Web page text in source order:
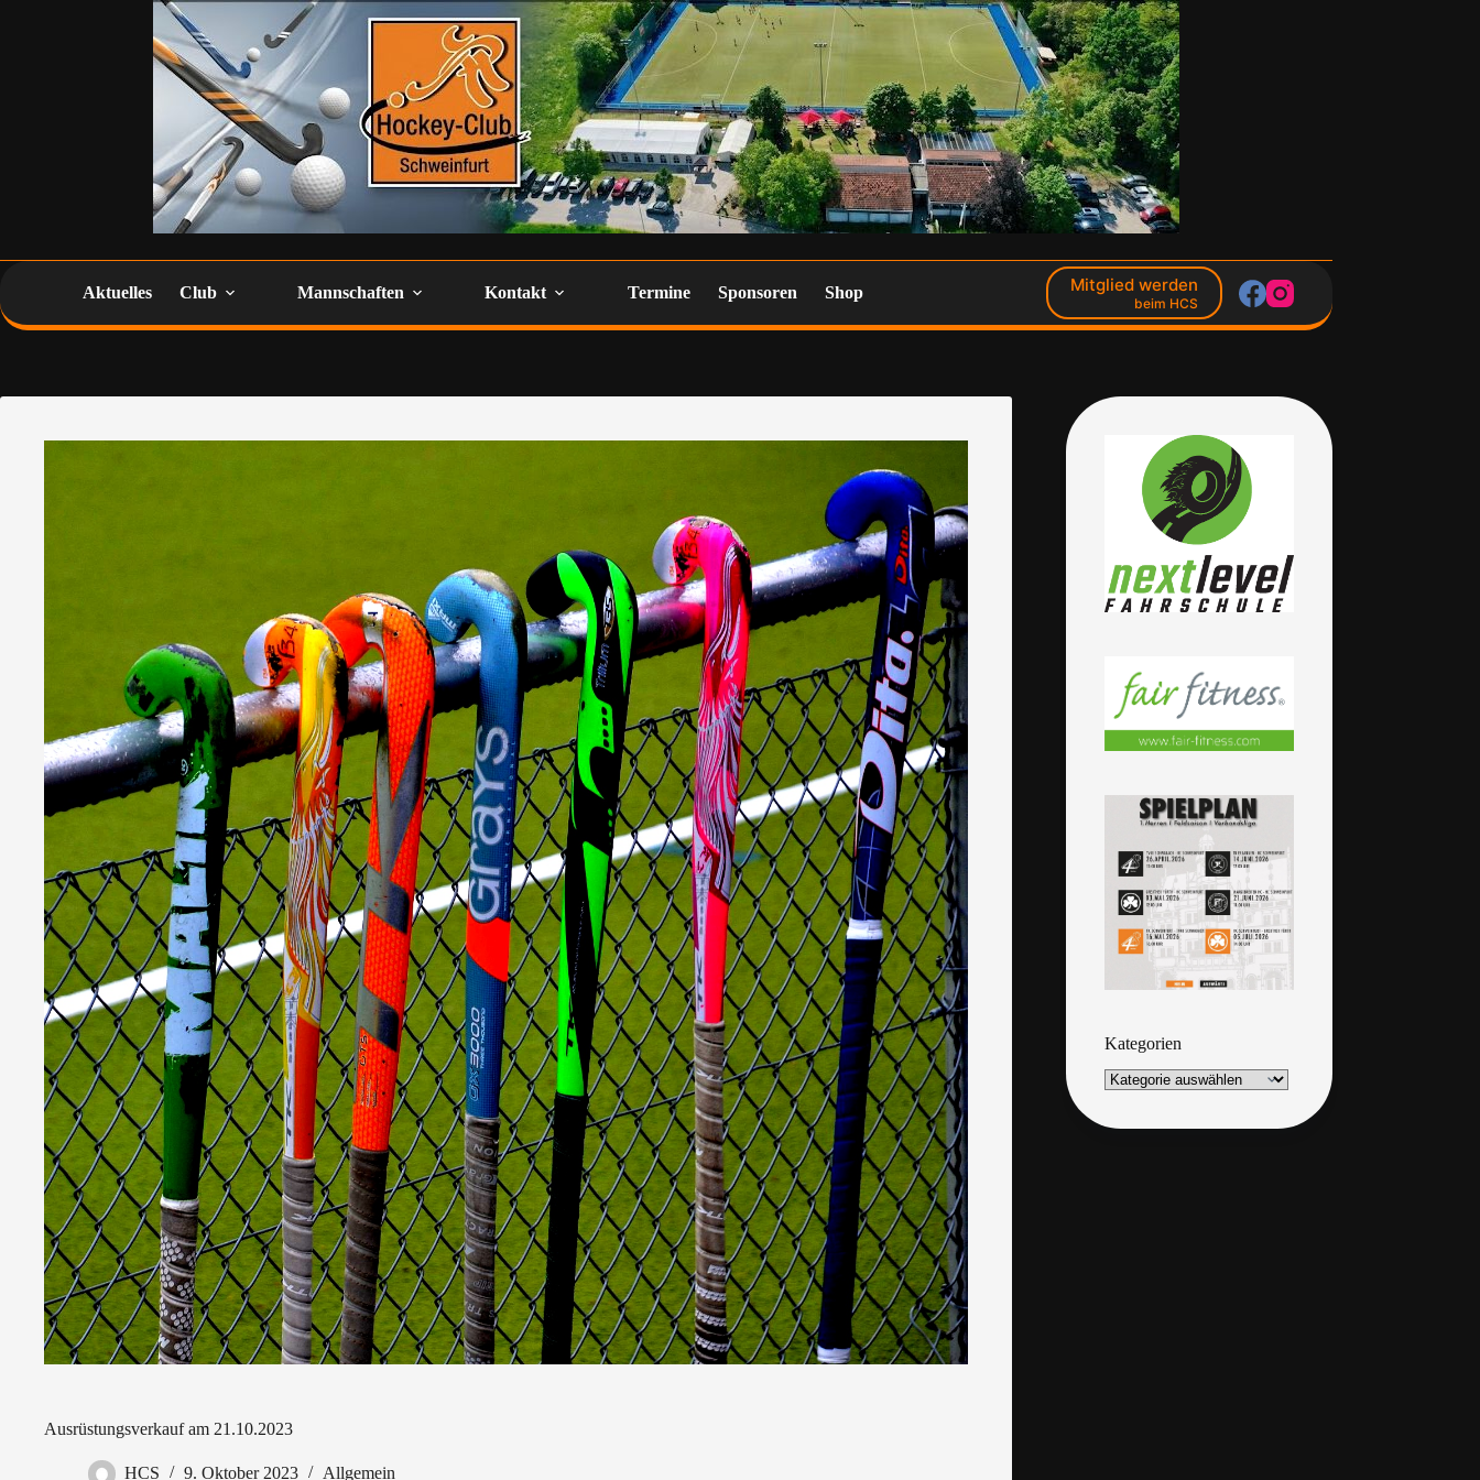
Aktuelles Club Mannschaften Kontakt Termine Sponsoren Shop Mitglied werden
beim HCS
Ausrüstungsverkauf am 21.10.2023
HCS 9. Oktober 2023 Allgemein
Kategorien